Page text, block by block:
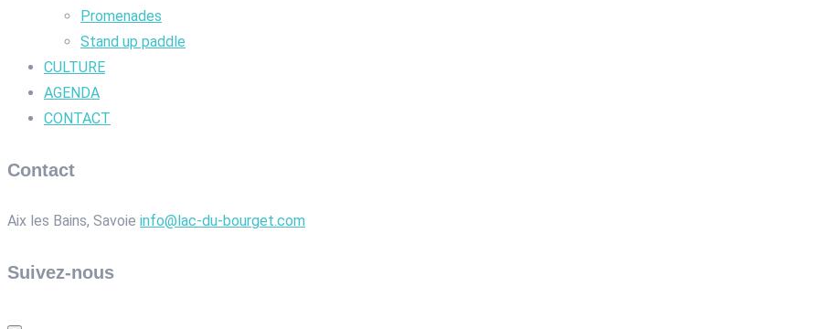
Promenades
Stand up paddle
CULTURE
AGENDA
CONTACT
Contact
Aix les Bains, Savoie info@lac-du-bourget.com
Suivez-nous